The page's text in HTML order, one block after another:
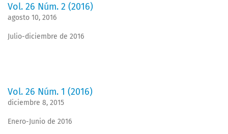
Vol. 26 Núm. 2 (2016)
agosto 10, 2016
Julio-diciembre de 2016
Vol. 26 Núm. 1 (2016)
diciembre 8, 2015
Enero-Junio de 2016